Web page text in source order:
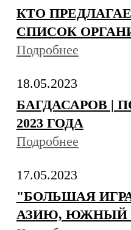
КТО
СПИСОК
Подробнее
18.05.2023
БАГДАСАРОВ |
2023 ГОДА
Подробнее
17.05.2023
"БОЛЬШАЯ
АЗИЮ, ЮЖНЫЙ